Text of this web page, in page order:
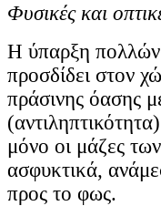
Φυσικές και
Η ύπαρξη πολλών
προσδίδει στον
πράσινης όασης
μόνο οι μάζες
ασφυκτικά,
προς το φως.